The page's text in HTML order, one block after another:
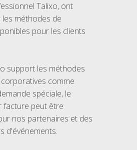
Talixo, ont
méthodes de
pour les clients
support les méthodes
comme
spéciale, le
facture peut être
nos partenaires et des
d'événements.